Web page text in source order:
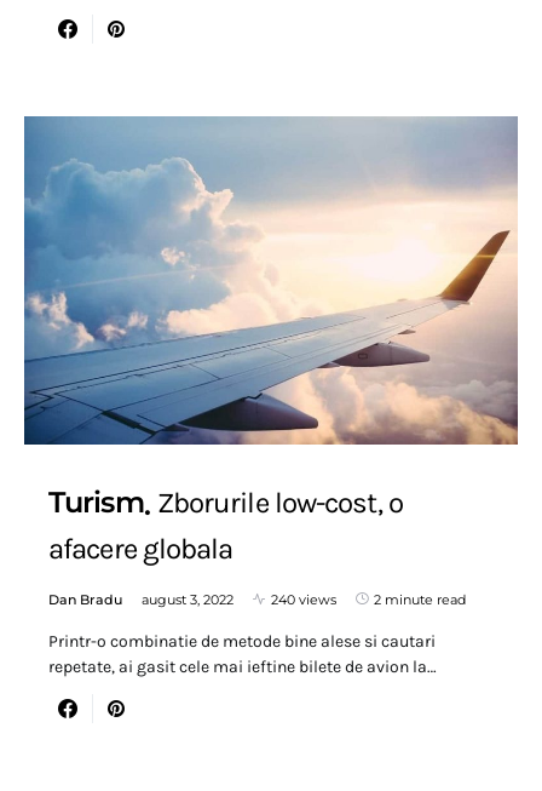
Turism Zborurile low-cost, o
afacere globala
Dan Bradu august 3, 2022 240 views 2 minute read
Printr-o combinatie de metode bine alese si cautari
repetate, ai gasit cele mai ieftine bilete de avion la…